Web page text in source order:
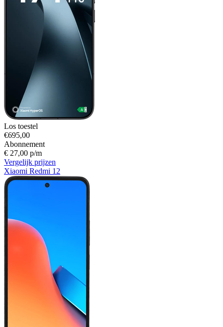
Los toestel
€695,00
Abonnement
€ 27,00 p/m
Vergelijk prijzen
Xiaomi Redmi 12